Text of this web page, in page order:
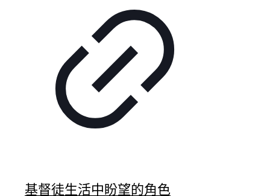
基督徒生活中盼望的角色